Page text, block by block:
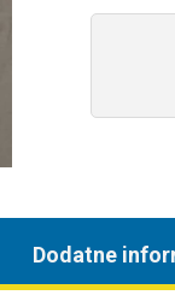
Dodatne